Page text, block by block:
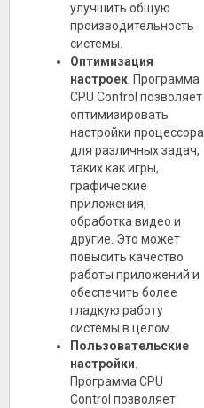
улучшить общую
производительность
системы.
Оптимизация
настроек . Программа
CPU Control позволяет
оптимизировать
настройки процессора
для различных задач,
таких как игры,
графические
приложения,
обработка видео и
другие. Это может
повысить качество
работы приложений и
обеспечить более
гладкую работу
системы в целом.
Пользовательские
настройки
Программа CPU
Control позволяет